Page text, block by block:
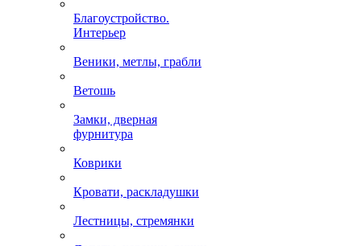
Благоустройство.
Интерьер
Веники, метлы, грабли
Ветошь
Замки, дверная
фурнитура
Коврики
Кровати, раскладушки
Лестницы, стремянки